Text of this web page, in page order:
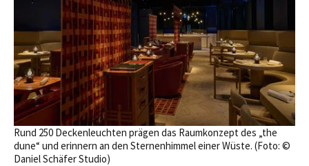
Rund 250 Deckenleuchten prägen das Raumkonzept des „the
dune“ und erinnern an den Sternenhimmel einer Wüste. (Foto: ©
Daniel Schäfer Studio)